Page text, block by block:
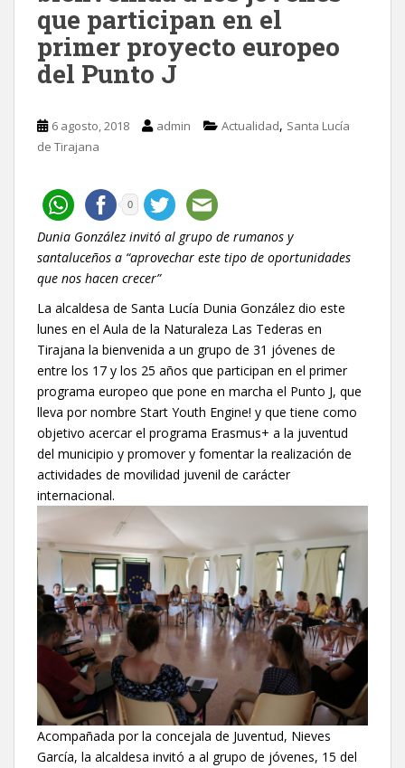
que participan en el
primer proyecto europeo
del Punto J
6 agosto, 2018 admin Actualidad, Santa Lucía
de Tirajana
0
Dunia González invitó al grupo de rumanos y
santaluceños a “aprovechar este tipo de oportunidades
que nos hacen crecer”
La alcaldesa de Santa Lucía Dunia González dio este
lunes en el Aula de la Naturaleza Las Tederas en
Tirajana la bienvenida a un grupo de 31 jóvenes de
entre los 17 y los 25 años que participan en el primer
programa europeo que pone en marcha el Punto J, que
lleva por nombre Start Youth Engine! y que tiene como
objetivo acercar el programa Erasmus+ a la juventud
del municipio y promover y fomentar la realización de
actividades de movilidad juvenil de carácter
internacional.
Acompañada por la concejala de Juventud, Nieves
García, la alcaldesa invitó a al grupo de jóvenes, 15 del